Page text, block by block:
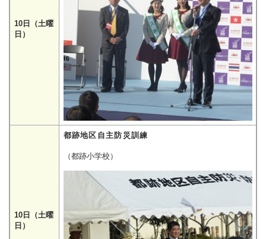
10日（土曜
日）
10日（土曜
日）
都跡地区自主防災訓練
（都跡小学校）